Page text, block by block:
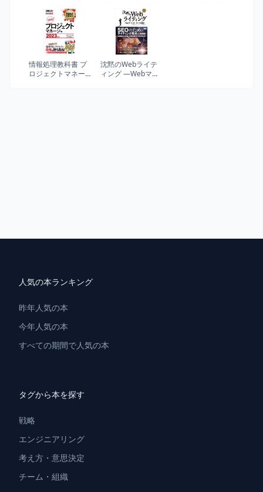
ーコンセプト50
せない強力で重要
なフレームワーク
情報処理教科書 プ
ロジェクトマネー
沈黙のWebライテ
ィング —Webマー
人気の本ランキング
昨年人気の本
今年人気の本
すべての期間で人気の本
タグから本を探す
戦略
エンジニアリング
考え方・意思決定
チーム・組織